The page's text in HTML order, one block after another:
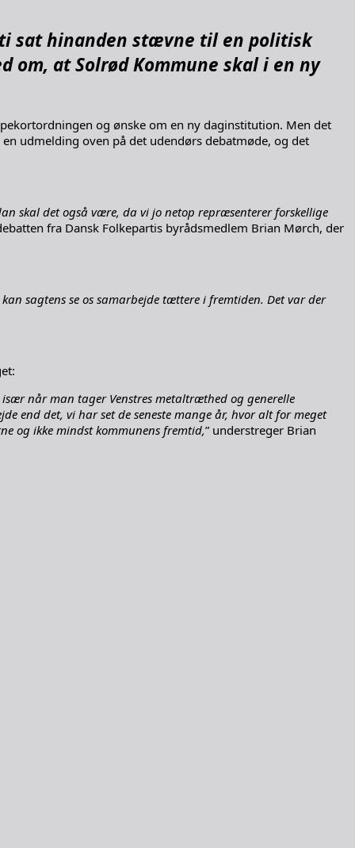
sat hinanden stævne til en politisk
om, at Solrød Kommune skal i en ny
og ønske om en ny daginstitution. Men det
udmelding oven på det udendørs debatmøde, og det
skal det også være, da vi jo netop repræsenterer forskellige
fra Dansk Folkepartis byrådsmedlem Brian Mørch, der
sagtens se os samarbejde tættere i fremtiden. Det var der
når man tager Venstres metaltræthed og generelle
end det, vi har set de seneste mange år, hvor alt for meget
og ikke mindst kommunens fremtid,” understreger Brian